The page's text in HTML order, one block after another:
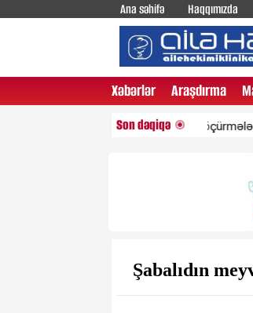
Ana səhifə Haqqımızda
Xəbərlər Araşdırma
Son dəqiqə
Rusiyaya pul köçürmələri niyə
Şabalıdın